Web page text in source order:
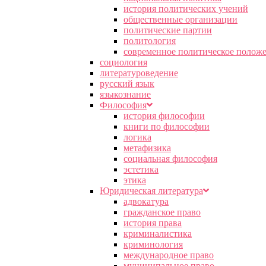
история политических учений
общественные организации
политические партии
политология
современное политическое
социология
литературоведение
русский язык
языкознание
Философия
история философии
книги по философии
логика
метафизика
социальная философия
эстетика
этика
Юридическая литература
адвокатура
гражданское право
история права
криминалистика
криминология
международное право